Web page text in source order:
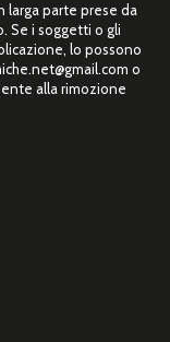
larga parte prese da
Se i soggetti o gli
lo possono
o
alla rimozione